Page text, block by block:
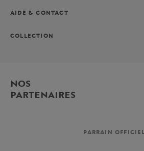
AIDE & CONTACT
COLLECTION
NOS
PARTENAIRES
PARRAIN OFFICIEL